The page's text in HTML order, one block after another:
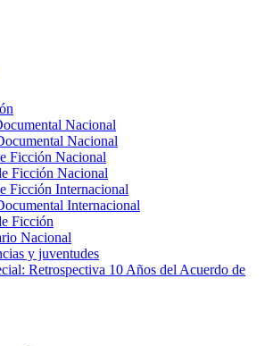
Nacional
Nacional
Ficción Nacional
Ficción Nacional
Ficción Internacional
Internacional
Ficción
Nacional
y juventudes
Retrospectiva 10 Años del Acuerdo de